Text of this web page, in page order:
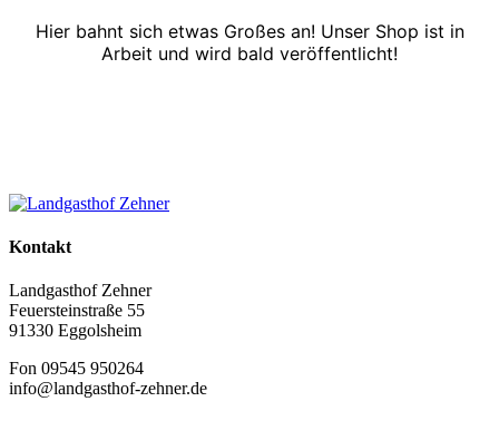
Hier bahnt sich etwas Großes an! Unser Shop ist in
Arbeit und wird bald veröffentlicht!
Kontakt
Landgasthof Zehner
Feuersteinstraße 55
91330 Eggolsheim
Fon 09545 950264
info@landgasthof-zehner.de